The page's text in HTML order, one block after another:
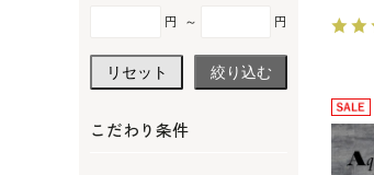
円 ～ 円
リセット 絞り込む
こだわり条件